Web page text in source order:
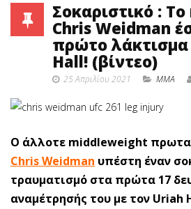
Σοκαριστικό :
Chris Weidman
πρώτο
Hall! (βίντεο)
25 Απριλίου 2021 MMA
Ο άλλοτε middleweight
Chris Weidman υπέστη έναν
τραυματισμό στα πρώτα 17
αναμέτρησής του με τον Uriah